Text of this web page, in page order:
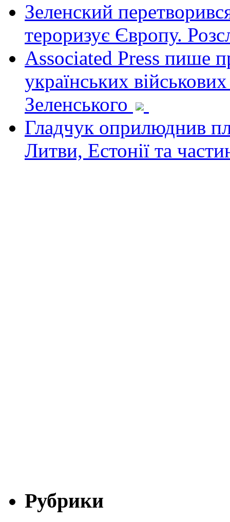
Зеленский
тероризує Європу.
Associated Press пише
українських
Зеленського
Гладчук оприлюднив
Литви, Естонії та
Рубрики